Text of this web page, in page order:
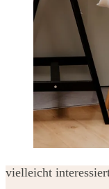
vielleicht